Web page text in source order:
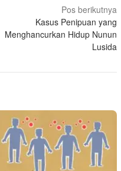
Pos berikutnya
Kasus Penipuan yang
Menghancurkan Hidup Nunun
Lusida